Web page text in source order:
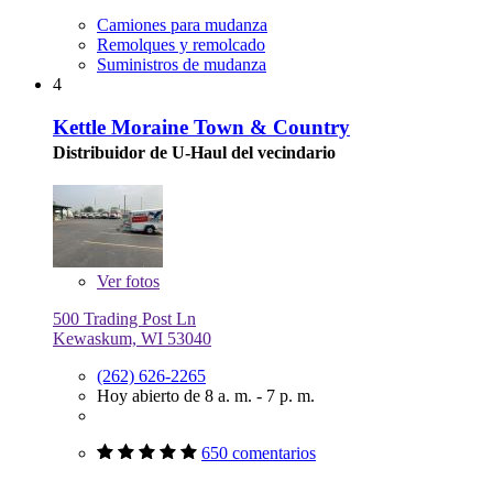
Camiones para mudanza
Remolques y remolcado
Suministros de mudanza
4
Kettle Moraine Town & Country
Distribuidor de U-Haul del vecindario
Verfotos
500 Trading Post Ln
Kewaskum, WI 53040
(262) 626-2265
Hoy abierto de 8 a. m. - 7 p. m.
650 comentarios